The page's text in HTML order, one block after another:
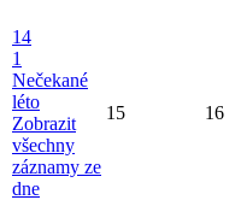
14
1
Nečekané
léto
Zobrazit
všechny
záznamy ze
dne
15 16